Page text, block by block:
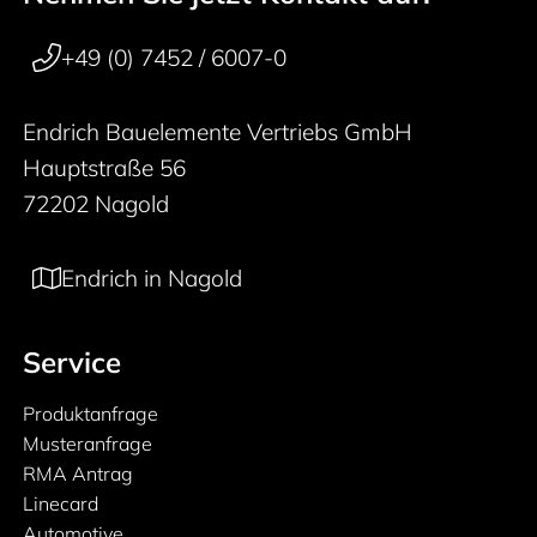
50 years
+49 (0) 7452 / 6007-0
Endrich Bauelemente Vertriebs GmbH
Hauptstraße 56
72202 Nagold
Endrich in Nagold
Service
Produktanfrage
Musteranfrage
RMA Antrag
Linecard